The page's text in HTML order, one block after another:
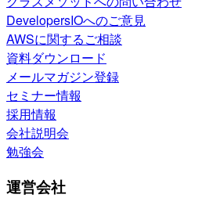
DevelopersIOへのご意見
AWSに関するご相談
資料ダウンロード
メールマガジン登録
セミナー情報
採用情報
会社説明会
勉強会
運営会社